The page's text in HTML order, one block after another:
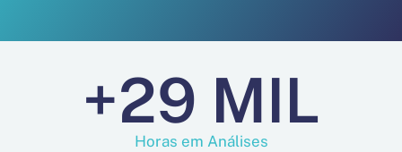
Horas em Análises
+29 MIL